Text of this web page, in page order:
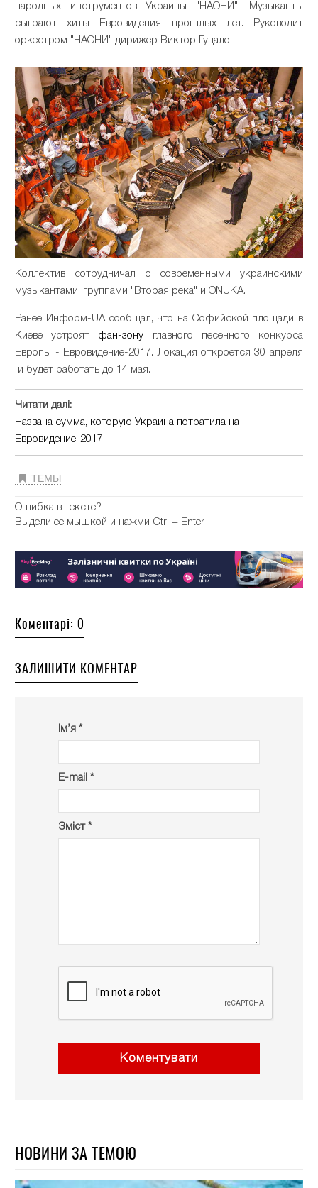
народных инструментов Украины "НАОНИ".
Музыканты
сыграют хиты Евровидения прошлых лет.
Руководит
оркестром "НАОНИ" дирижер Виктор Гуцало.
Коллектив сотрудничал с современными украинскими
музыкантами: группами "Вторая река" и ONUKA.
Ранее Информ-UA cообщал, что на Софийской площади в
Киеве устроят фан-зону главного песенного конкурса
Европы - Евровидение-2017. Локация откроется 30 апреля
и будет работать до 14 мая.
Читати далі:
Названа сумма, которую Украина потратила на
Евровидение-2017
ТЕМЫ
Ошибка в тексте?
Выдели ее мышкой и нажми Ctrl + Enter
Коментарі: 0
ЗАЛИШИТИ КОМЕНТАР
Ім’я *
E-mail *
Зміст *
Коментувати
НОВИНИ ЗА ТЕМОЮ